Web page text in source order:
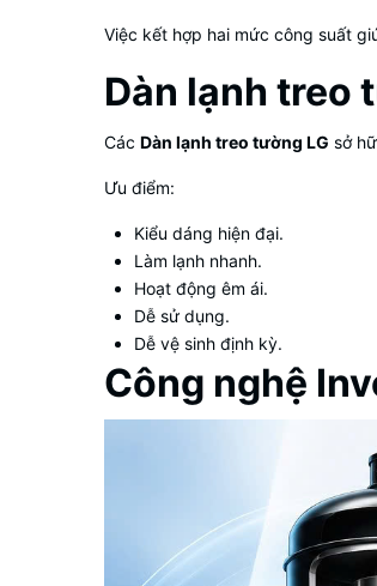
Việc kết hợp hai mức công suất
Dàn lạnh treo
Các Dàn lạnh treo tường LG sở
Ưu điểm:
Kiểu dáng hiện đại.
Làm lạnh nhanh.
Hoạt động êm ái.
Dễ sử dụng.
Dễ vệ sinh định kỳ.
Công nghệ